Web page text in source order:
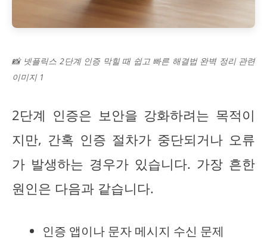
📸 넷플릭스 2단계 인증 막힐 때 쉽고 빠른 해결법 완벽 정리 관련
이미지 1
2단계 인증은 보안을 강화하려는 목적이
지만, 간혹 인증 절차가 중단되거나 오류
가 발생하는 경우가 있습니다. 가장 흔한
원인은 다음과 같습니다.
인증 앱이나 문자 메시지 수신 문제